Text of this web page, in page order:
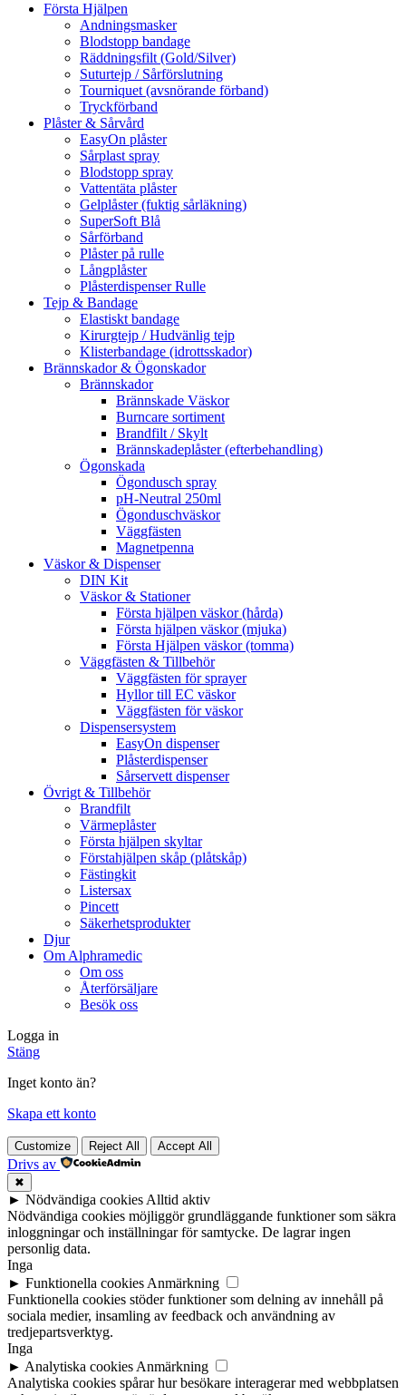
Första Hjälpen
Andningsmasker
Blodstopp bandage
Räddningsfilt (Gold/Silver)
Suturtejp / Sårförslutning
Tourniquet (avsnörande förband)
Tryckförband
Plåster & Sårvård
EasyOn plåster
Sårplast spray
Blodstopp spray
Vattentäta plåster
Gelplåster (fuktig sårläkning)
SuperSoft Blå
Sårförband
Plåster på rulle
Långplåster
Plåsterdispenser Rulle
Tejp & Bandage
Elastiskt bandage
Kirurgtejp / Hudvänlig tejp
Klisterbandage (idrottsskador)
Brännskador & Ögonskador
Brännskador
Brännskade Väskor
Burncare sortiment
Brandfilt / Skylt
Brännskadeplåster (efterbehandling)
Ögonskada
Ögondusch spray
pH-Neutral 250ml
Ögonduschväskor
Väggfästen
Magnetpenna
Väskor & Dispenser
DIN Kit
Väskor & Stationer
Första hjälpen väskor (hårda)
Första hjälpen väskor (mjuka)
Första Hjälpen väskor (tomma)
Väggfästen & Tillbehör
Väggfästen för sprayer
Hyllor till EC väskor
Väggfästen för väskor
Dispensersystem
EasyOn dispenser
Plåsterdispenser
Sårservett dispenser
Övrigt & Tillbehör
Brandfilt
Värmeplåster
Första hjälpen skyltar
Förstahjälpen skåp (plåtskåp)
Fästingkit
Listersax
Pincett
Säkerhetsprodukter
Djur
Om Alphramedic
Om oss
Återförsäljare
Besök oss
Logga in
Stäng
Inget konto än?
Skapa ett konto
Customize Reject All Accept All
Drivs av
✖
► Nödvändiga cookiesAlltid aktiv
Nödvändiga cookies möjliggör grundläggande funktioner som säkra
inloggningar och inställningar för samtycke. De lagrar ingen
personlig data.
Inga
► Funktionella cookiesAnmärkning
Funktionella cookies stöder funktioner som delning av innehåll på
sociala medier, insamling av feedback och användning av
tredjepartsverktyg.
Inga
► Analytiska cookiesAnmärkning
Analytiska cookies spårar hur besökare interagerar med webbplatsen